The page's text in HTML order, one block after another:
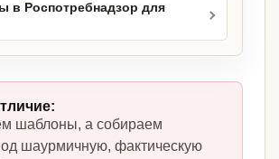
в Роспотребнадзор для
шаблоны, а собираем
шаурмичную, фактическую